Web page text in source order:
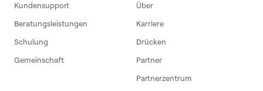
Kundensupport
Beratungsleistungen
Schulung
Gemeinschaft
Über
Karriere
Drücken
Partner
Partnerzentrum